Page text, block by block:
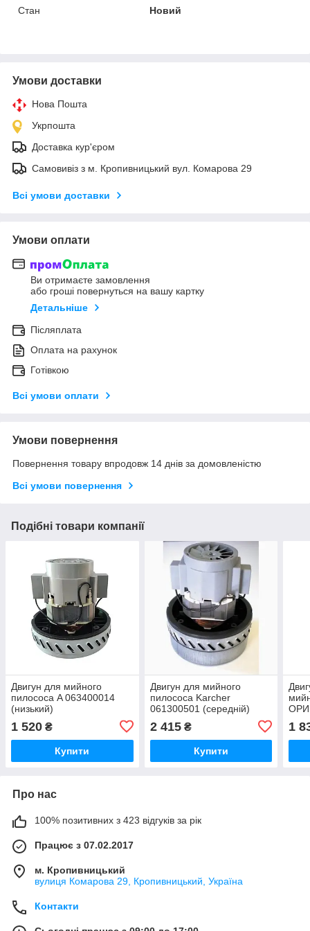
Стан Новий
Умови доставки
Нова Пошта
Укрпошта
Доставка кур'єром
Самовивіз з м. Кропивницький вул. Комарова 29
Всі умови доставки
Умови оплати
Ви отримаєте замовлення
або гроші повернуться на вашу картку
Детальніше
Післяплата
Оплата на рахунок
Готівкою
Всі умови оплати
Умови повернення
Повернення товару впродовж 14 днів за домовленістю
Всі умови повернення
Подібні товари компанії
Двигун для мийного
пилососа A 063400014
(низький)
1 520 ₴
Купити
Двигун для мийного
пилососа Karcher
061300501 (середній)
2 415₴
Купити
1
Про нас
100% позитивних з 423 відгуків за рік
Працює з 07.02.2017
м. Кропивницький
вулиця Комарова 29, Кропивницький, Україна
Контакти